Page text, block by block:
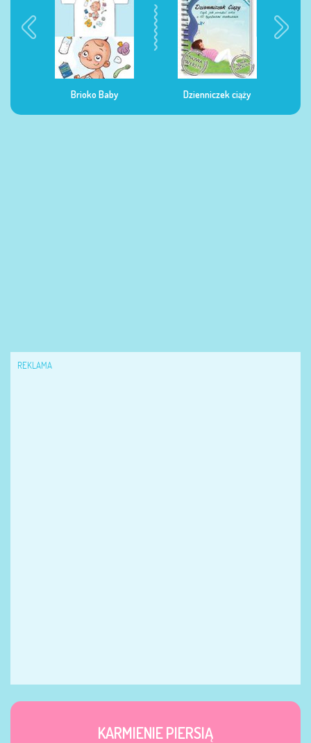
Dzienniczek ciąży Dzienniczek żywienia
REKLAMA
KARMIENIE PIERSIĄ